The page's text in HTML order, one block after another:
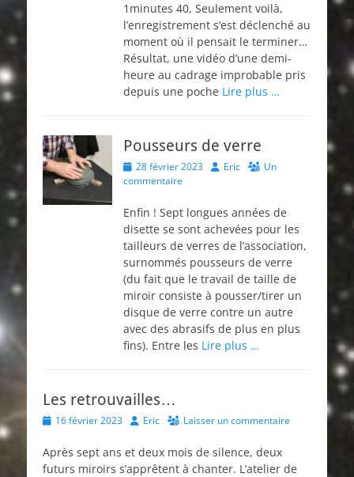
1minutes 40, Seulement voilà,
l’enregistrement s’est déclenché au
moment où il pensait le terminer…
Résultat, une vidéo d’une demi-
heure au cadrage improbable pris
depuis une poche Lire plus …
Pousseurs de verre
Posted
on
28 février 2023 Author
Eric
Un
commentaire
Enfin ! Sept longues années de
disette se sont achevées pour les
tailleurs de verres de l’association,
surnommés pousseurs de verre
(du fait que le travail de taille de
miroir consiste à pousser/tirer un
disque de verre contre un autre
avec des abrasifs de plus en plus
fins). Entre les Lire plus …
Les retrouvailles…
Posted16 février 2023 Author
Eric Laisser un commentaire
Après sept ans et deux mois de silence, deux
futurs miroirs s’apprêtent à chanter. L’atelier de